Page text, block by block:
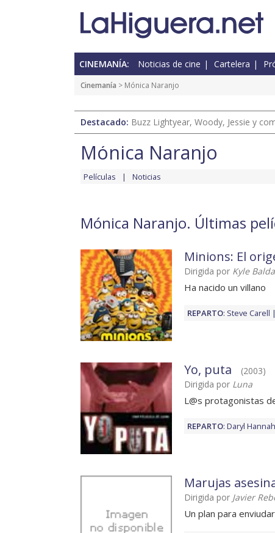
CINEMANÍA: Noticias de cine Cartelera
Cinemanía > Mónica Naranjo
Destacado: Buzz Lightyear, Woody, Jessie y
Mónica Naranjo
Películas Noticias
Mónica Naranjo. Últimas
Minions: El
Dirigida por Kyle
Ha nacido un villano
REPARTO: Steve Carell
Yo, puta
(2003)
Dirigida por Luna
L@s protagonistas
REPARTO: Daryl Hannah
Marujas
Dirigida por Javier
Un plan para enviudar